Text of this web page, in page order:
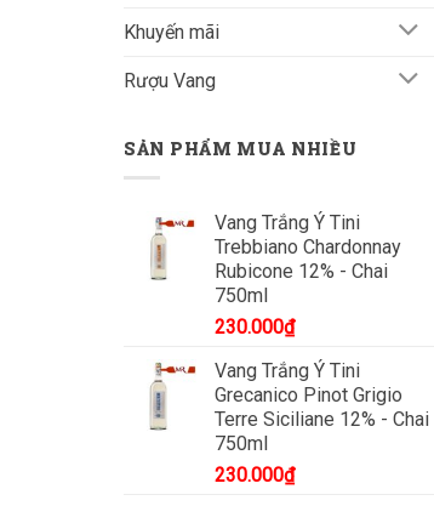
Khuyến mãi
Rượu Vang
SẢN PHẨM MUA NHIỀU
Vang Trắng Ý Tini
Trebbiano Chardonnay
Rubicone 12% - Chai
750ml
230.000₫
Vang Trắng Ý Tini
Grecanico Pinot Grigio
Terre Siciliane 12% - Chai
750ml
230.000₫